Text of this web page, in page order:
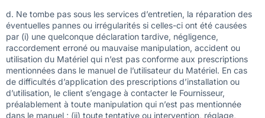
d. Ne tombe pas sous les services d’entretien, la réparation des
éventuelles pannes ou irrégularités si celles-ci ont été causées
par (i) une quelconque déclaration tardive, négligence,
raccordement erroné ou mauvaise manipulation, accident ou
utilisation du Matériel qui n’est pas conforme aux prescriptions
mentionnées dans le manuel de l’utilisateur du Matériel. En cas
de difficultés d’application des prescriptions d’installation ou
d’utilisation, le client s’engage à contacter le Fournisseur,
préalablement à toute manipulation qui n’est pas mentionnée
dans le manuel ; (ii) toute tentative ou intervention, réglage,